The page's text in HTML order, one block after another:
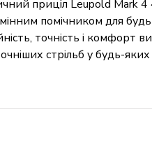
приціл Leupold Mark
помічником для
точність і комфорт
стрільб у будь-